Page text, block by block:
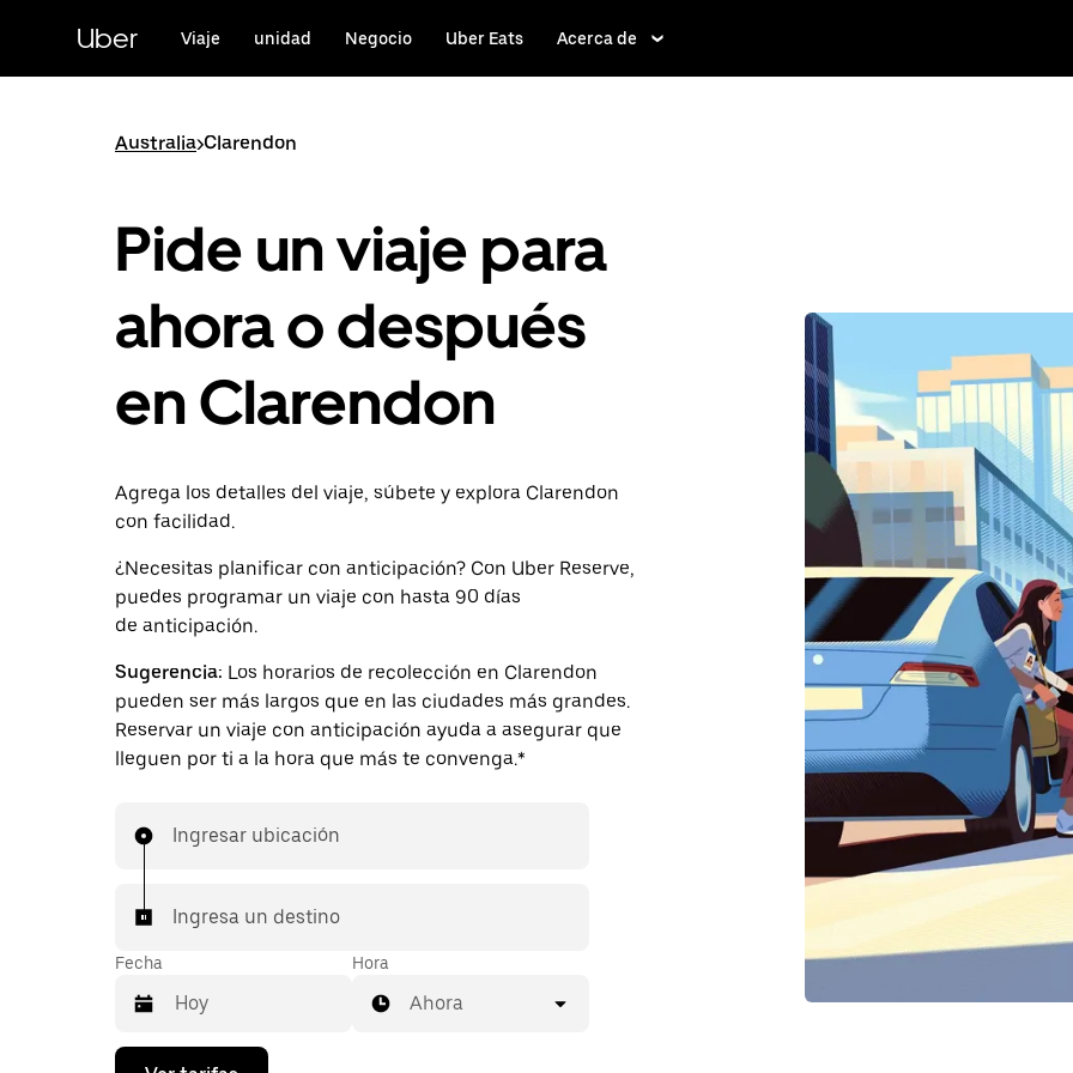
contenido
principal
Uber Viaje unidad Negocio Uber Eats Acerca de
Australia>Clarendon
Pide un viaje para
ahora o después
en Clarendon
Agrega los detalles del viaje, súbete y explora Clarendon
con facilidad.
¿Necesitas planificar con anticipación? Con Uber Reserve,
puedes programar un viaje con hasta 90 días
de anticipación.
Sugerencia: Los horarios de recolección en Clarendon
pueden ser más largos que en las ciudades más grandes.
Reservar un viaje con anticipación ayuda a asegurar que
lleguen por ti a la hora que más te convenga.*
Ingresar ubicación
Ingresa un destino
Fecha
Presiona
Hora
Ahora